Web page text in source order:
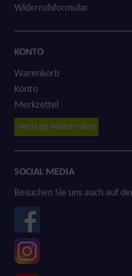
Widerrufsformular
KONTO
Warenkorb
Konto
Merkzettel
Vertrag widerrufen
SOCIAL MEDIA
Besuchen Sie uns auch auf